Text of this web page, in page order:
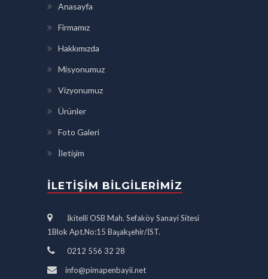
Anasayfa
Firmamız
Hakkımızda
Misyonumuz
Vizyonumuz
Ürünler
Foto Galeri
İletişim
İLETIŞIM BILGILERIMIZ
İkitelli OSB Mah. Sefaköy Sanayi Sitesi
1Blok Apt.No:15 Başakşehir/İST.
0212 556 32 28
info@pimapenbayii.net